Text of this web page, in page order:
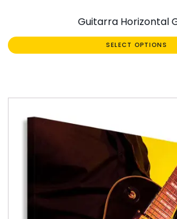
Guitarra Horizontal
SELECT OPTIONS